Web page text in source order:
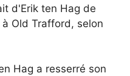
d'Erik ten Hag de
Old Trafford, selon
Hag a resserré son